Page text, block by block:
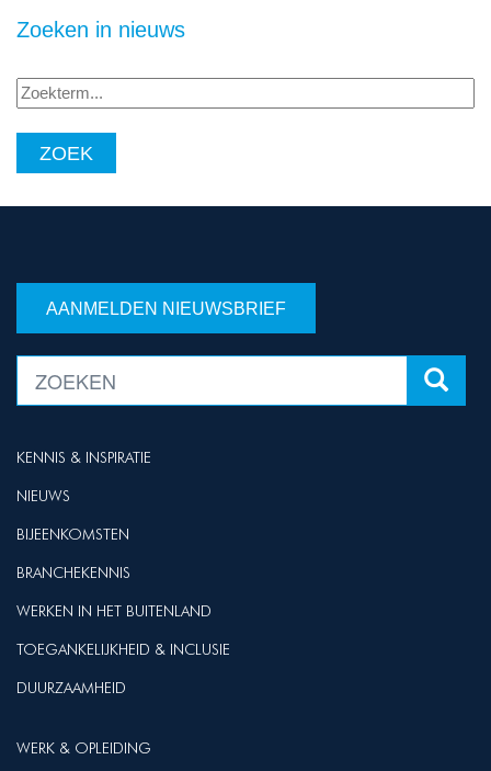
Zoeken in nieuws
AANMELDEN NIEUWSBRIEF
KENNIS & INSPIRATIE
NIEUWS
BIJEENKOMSTEN
BRANCHEKENNIS
WERKEN IN HET BUITENLAND
TOEGANKELIJKHEID & INCLUSIE
DUURZAAMHEID
WERK & OPLEIDING